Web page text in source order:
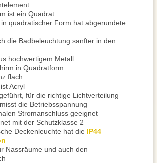
ist ein Quadrat
quadratischer Form hat abgerundete
die Badbeleuchtung sanfter in den
hochwertigem Metall
in Quadratform
flach
Acryl
für die richtige Lichtverteilung
die Betriebsspannung
Stromanschluss geeignet
mit der Schutzklasse 2
Deckenleuchte hat die IP44
Nassräume und auch den